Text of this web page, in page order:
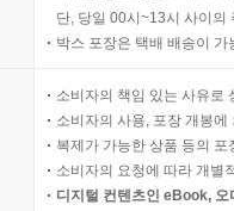
단, 당일 00시~13시 사이의
박스 포장은 택배 배송이
소비자의 책임 있는 사유로
소비자의 사용, 포장 개봉
복제가 가능한 상품 등의
소비자의 요청에 따라 개별
디지털 컨텐츠인 eBook,